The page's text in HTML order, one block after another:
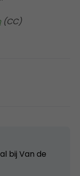
(CC)
bij Van de